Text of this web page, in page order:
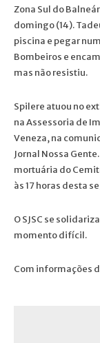
Zona Sul do
domingo (14).
piscina e pegar
Bombeiros e
mas não resistiu.
Spilere atuou no
na Assessoria de
Veneza, na
Jornal Nossa
mortuária do
às 17 horas desta
O SJSC se
momento difícil.
Com informações